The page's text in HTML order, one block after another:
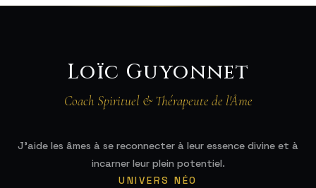
Loïc Guyonnet
Coach Spirituel & Thérapeute de l'Âme
J'aide les âmes à se reconnecter à leur essence divine et à
incarner leur plein potentiel.
UNIVERS NÉO